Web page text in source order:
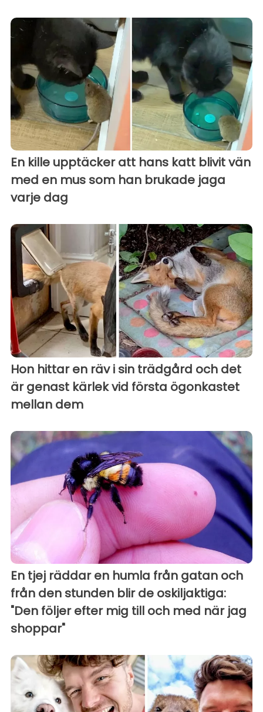
En kille upptäcker att hans katt blivit vän
med en mus som han brukade jaga
varje dag
Hon hittar en räv i sin trädgård och det
är genast kärlek vid första ögonkastet
mellan dem
En tjej räddar en humla från gatan och
från den stunden blir de oskiljaktiga:
"Den följer efter mig till och med när jag
shoppar"